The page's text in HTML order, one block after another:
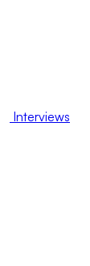
Interviews